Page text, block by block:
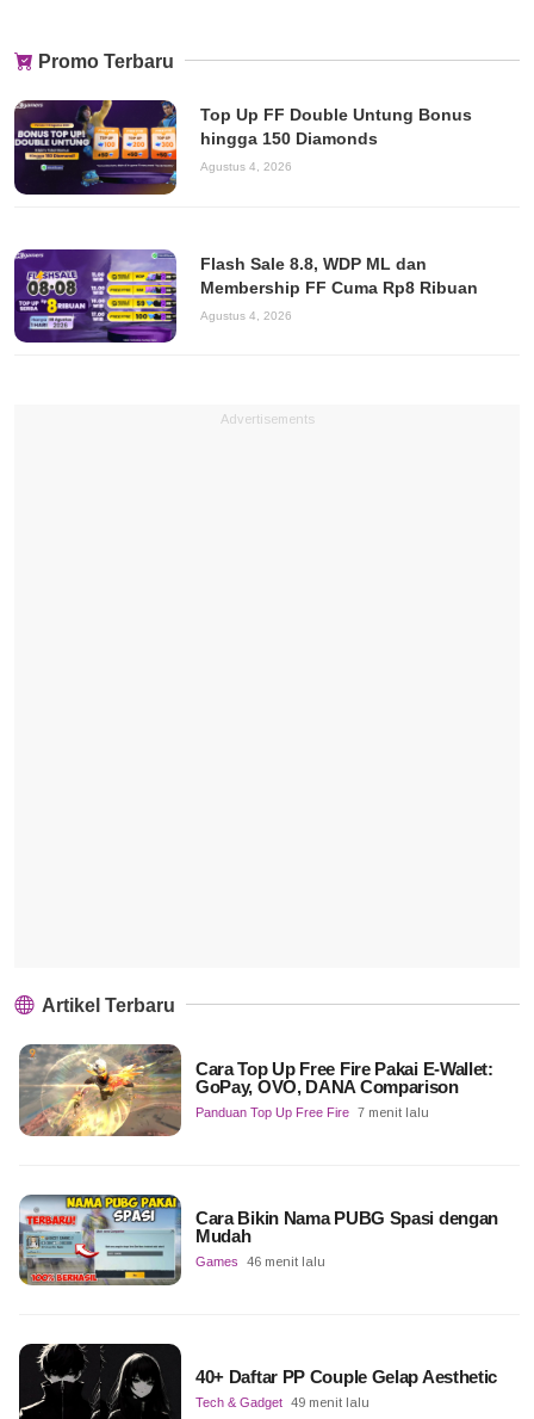
Promo Terbaru
Top Up FF Double Untung Bonus
hingga 150 Diamonds
Agustus 4, 2026
Flash Sale 8.8, WDP ML dan
Membership FF Cuma Rp8 Ribuan
Agustus 4, 2026
Advertisements
Artikel Terbaru
Cara Top Up Free Fire Pakai E-Wallet:
GoPay, OVO, DANA Comparison
Panduan Top Up Free Fire 7 menit lalu
Cara Bikin Nama PUBG Spasi dengan
Mudah
Games 46 menit lalu
40+ Daftar PP Couple Gelap Aesthetic
Tech & Gadget 49 menit lalu